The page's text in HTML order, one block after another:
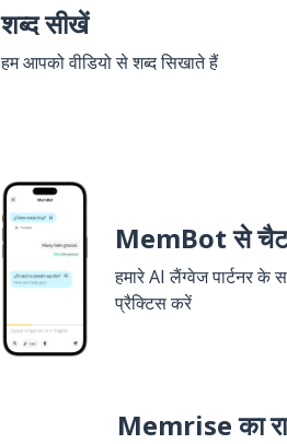
शब्द सीखें
हम आपको वीडियो से शब्द सिखाते हैं
MemBot से
हमारे AI लैंग्वेज पार्टनर के
प्रैक्टिस करें
Memrise का